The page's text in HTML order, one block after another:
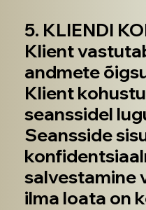
5. KLIENDI
Klient
andmete
Klient
seanssidel
Seansside
salvestamine
ilma loata on